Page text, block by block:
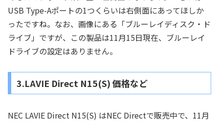
USB Type-Aポートの1つくらいは右側面にあってほしか
ったですね。なお、画像にある「ブルーレイディスク・ド
ライブ」ですが、この製品は11月15日現在、ブルーレイ
ドライブの設定はありません。
3.LAVIE Direct N15(S) 価格など
NEC LAVIE Direct N15(S) はNEC Directで販売中で、11月